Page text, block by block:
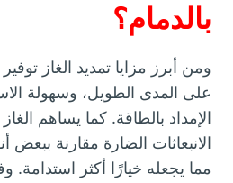
بالدمام؟
ومن أبرز مزايا تمديد الغاز توفير
على المدى الطويل، وسهولة
الإمداد بالطاقة. كما يساهم
الانبعاثات الضارة مقارنة ببعض
مما يجعله خيارًا أكثر استدامة.